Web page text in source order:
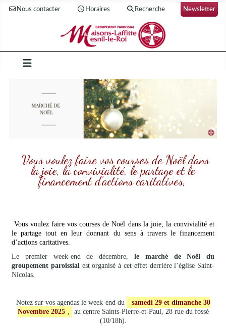
Nous contacter Horaires Recherche Newsletter
Vous voulez faire vos courses de Noël dans
la joie, la convivialité, le partage et le
financement d’actions caritatives,
Vous voulez faire vos courses de Noël dans la joie, la convivialité et
le partage tout en leur donnant du sens à travers le financement
d’actions caritatives.
Le premier week-end de décembre, le marché de Noël
du
groupement paroissial est organisé à cet effet derrière l’église Saint-
Nicolas.
Notez sur vos agendas le week-end du
samedi 29 et dimanche 30
Novembre 2025 ,
au centre Saints-Pierre-et-Paul, 28 rue du fossé
(10/18h).